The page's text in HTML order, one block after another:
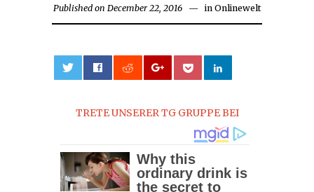
Published on December 22, 2016 in Onlinewelt
TRETE UNSERER TG GRUPPE BEI